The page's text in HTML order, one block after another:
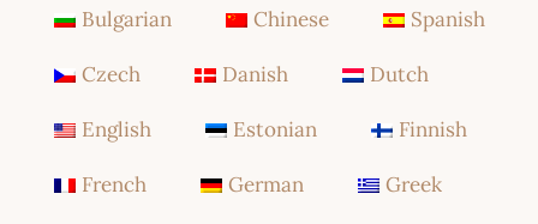
Bulgarian Chinese Spanish
Czech Danish Dutch
English Estonian Finnish
French German Greek